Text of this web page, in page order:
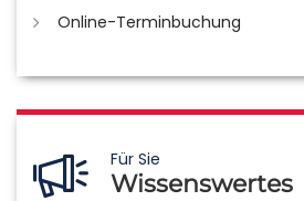
Online-Terminbuchung
Für Sie
Wissenswertes